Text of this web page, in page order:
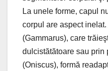
La unele forme, capul
corpul are aspect inelat.
(Gammarus), care
dulcistătătoare sau
(Oniscus), formă